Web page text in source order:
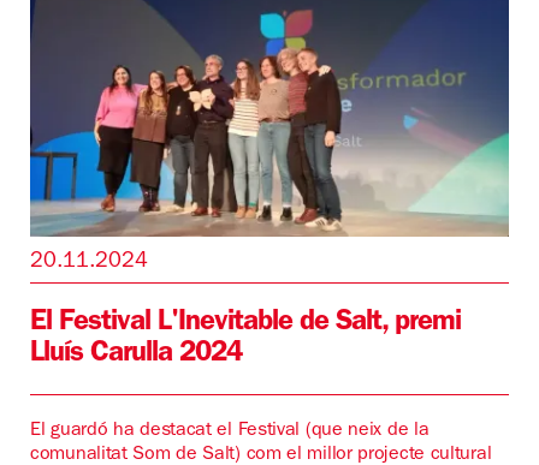
20.11.2024
El Festival L'Inevitable de Salt, premi
Lluís Carulla 2024
El guardó ha destacat el Festival (que neix de la
comunalitat Som de Salt) com el millor projecte cultural